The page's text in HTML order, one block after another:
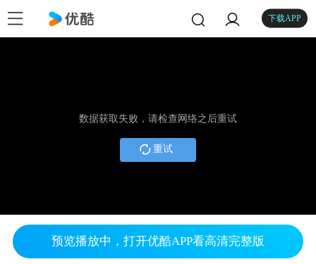
下载APP
数据获取失败，请检查网络之后重试
重试
预览播放中，打开优酷APP看高清完整版